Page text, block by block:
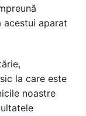
acestui aparat
la care este
noastre